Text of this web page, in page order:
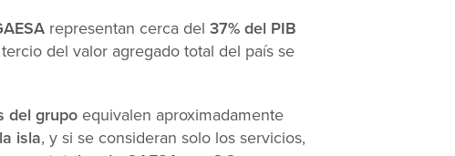
representan cerca del 37% del PIB
del valor agregado total del país se
del grupo equivalen aproximadamente
isla, y si se consideran solo los servicios,